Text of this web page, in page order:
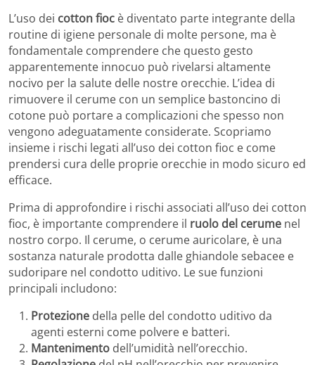
L’uso dei cotton fioc è diventato parte integrante della
routine di igiene personale di molte persone, ma è
fondamentale comprendere che questo gesto
apparentemente innocuo può rivelarsi altamente
nocivo per la salute delle nostre orecchie. L’idea di
rimuovere il cerume con un semplice bastoncino di
cotone può portare a complicazioni che spesso non
vengono adeguatamente considerate. Scopriamo
insieme i rischi legati all’uso dei cotton fioc e come
prendersi cura delle proprie orecchie in modo sicuro ed
efficace.
Prima di approfondire i rischi associati all’uso dei cotton
fioc, è importante comprendere il ruolo del cerume nel
nostro corpo. Il cerume, o cerume auricolare, è una
sostanza naturale prodotta dalle ghiandole sebacee e
sudoripare nel condotto uditivo. Le sue funzioni
principali includono:
Protezione della pelle del condotto uditivo da
agenti esterni come polvere e batteri.
Mantenimento dell’umidità nell’orecchio.